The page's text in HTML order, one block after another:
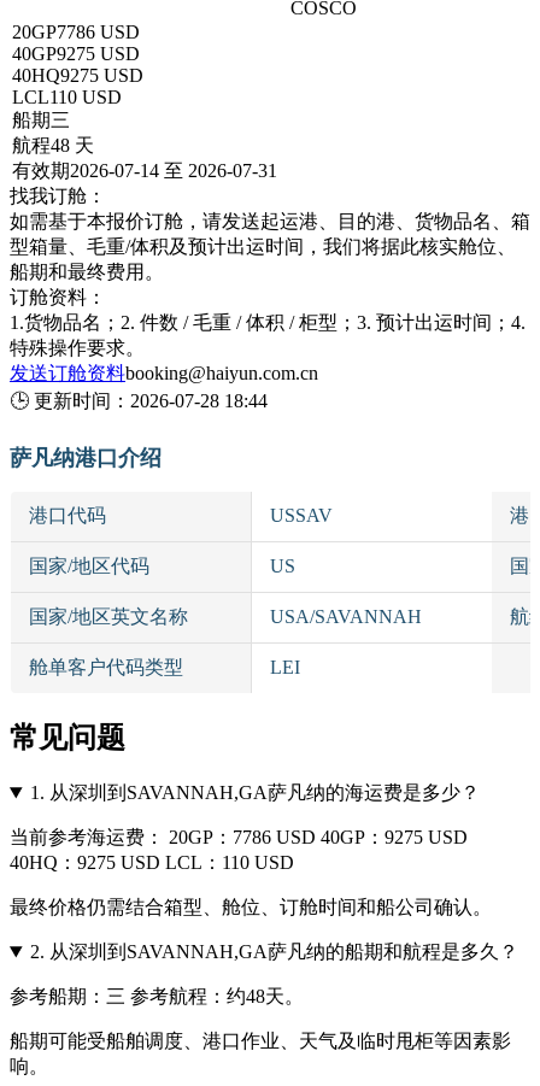
COSCO
20GP7786 USD
40GP9275 USD
40HQ9275 USD
LCL110 USD
船期三
航程48 天
有效期2026-07-14 至 2026-07-31
找我订舱：
如需基于本报价订舱，请发送起运港、目的港、货物品名、箱
型箱量、毛重/体积及预计出运时间，我们将据此核实舱位、
船期和最终费用。
订舱资料：
1.货物品名；2. 件数 / 毛重 / 体积 / 柜型；3. 预计出运时间；4.
特殊操作要求。
发送订舱资料booking@haiyun.com.cn
🕒 更新时间： 2026-07-28 18:44
萨凡纳港口介绍
港口代码 USSAV 港
国家/地区代码 US 国
国家/地区英文名称 USA/SAVANNAH 航
舱单客户代码类型 LEI
常见问题
1. 从深圳到SAVANNAH,GA萨凡纳的海运费是多少？
当前参考海运费： 20GP：7786 USD 40GP：9275 USD
40HQ：9275 USD LCL：110 USD
最终价格仍需结合箱型、舱位、订舱时间和船公司确认。
2. 从深圳到SAVANNAH,GA萨凡纳的船期和航程是多久？
参考船期：三 参考航程：约48天。
船期可能受船舶调度、港口作业、天气及临时甩柜等因素影
响。